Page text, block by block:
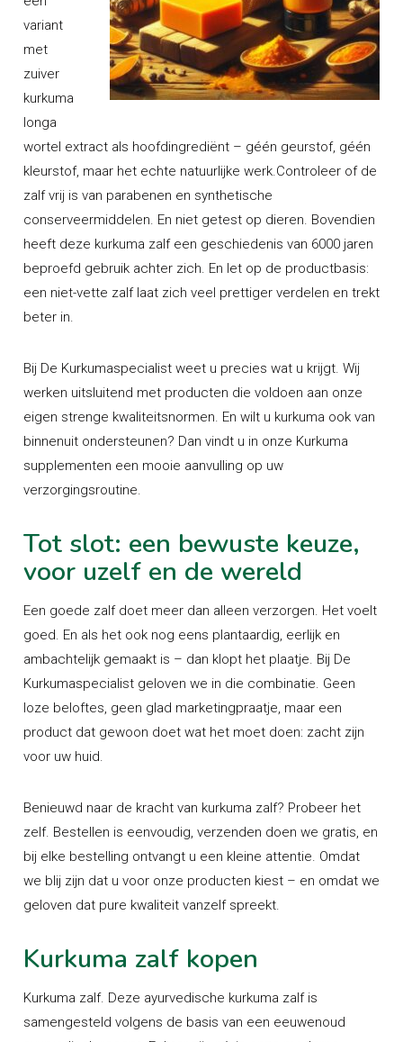
variant
met
zuiver
kurkuma
longa
wortel extract als hoofdingrediënt – géén geurstof, géén
kleurstof, maar het echte natuurlijke werk.Controleer of de
zalf vrij is van parabenen en synthetische
conserveermiddelen. En niet getest op dieren. Bovendien
heeft deze kurkuma zalf een geschiedenis van 6000 jaren
beproefd gebruik achter zich. En let op de productbasis:
een niet-vette zalf laat zich veel prettiger verdelen en trekt
beter in.
Bij De Kurkumaspecialist weet u precies wat u krijgt. Wij
werken uitsluitend met producten die voldoen aan onze
eigen strenge kwaliteitsnormen. En wilt u kurkuma ook van
binnenuit ondersteunen? Dan vindt u in onze Kurkuma
supplementen een mooie aanvulling op uw
verzorgingsroutine.
Tot slot: een bewuste keuze,
voor uzelf en de wereld
Een goede zalf doet meer dan alleen verzorgen. Het voelt
goed. En als het ook nog eens plantaardig, eerlijk en
ambachtelijk gemaakt is – dan klopt het plaatje. Bij De
Kurkumaspecialist geloven we in die combinatie. Geen
loze beloftes, geen glad marketingpraatje, maar een
product dat gewoon doet wat het moet doen: zacht zijn
voor uw huid.
Benieuwd naar de kracht van kurkuma zalf? Probeer het
zelf. Bestellen is eenvoudig, verzenden doen we gratis, en
bij elke bestelling ontvangt u een kleine attentie. Omdat
we blij zijn dat u voor onze producten kiest – en omdat we
geloven dat pure kwaliteit vanzelf spreekt.
Kurkuma zalf kopen
Kurkuma zalf. Deze ayurvedische kurkuma zalf is
samengesteld volgens de basis van een eeuwenoud